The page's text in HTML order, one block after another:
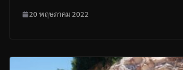
20 พฤษภาคม 2022